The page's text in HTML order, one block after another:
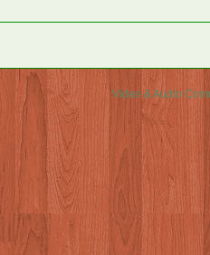
Video & Audio